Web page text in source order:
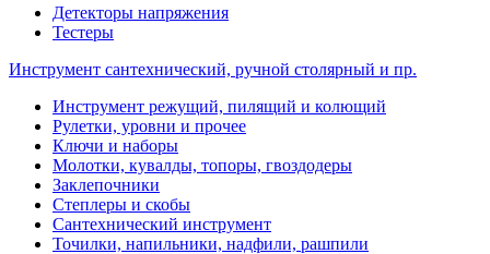
Детекторы напряжения
Тестеры
Инструмент сантехнический, ручной столярный и пр.
Инструмент режущий, пилящий и колющий
Рулетки, уровни и прочее
Ключи и наборы
Молотки, кувалды, топоры, гвоздодеры
Заклепочники
Степлеры и скобы
Сантехнический инструмент
Точилки, напильники, надфили, рашпили